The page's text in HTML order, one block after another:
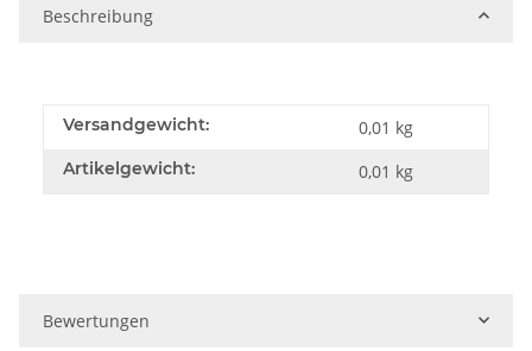
Beschreibung
Versandgewicht: 0,01 kg
Artikelgewicht: 0,01 kg
Bewertungen